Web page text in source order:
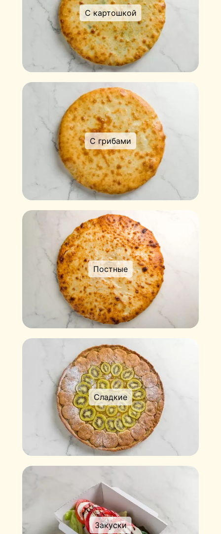
С картошкой
С грибами
Постные
Сладкие
Закуски